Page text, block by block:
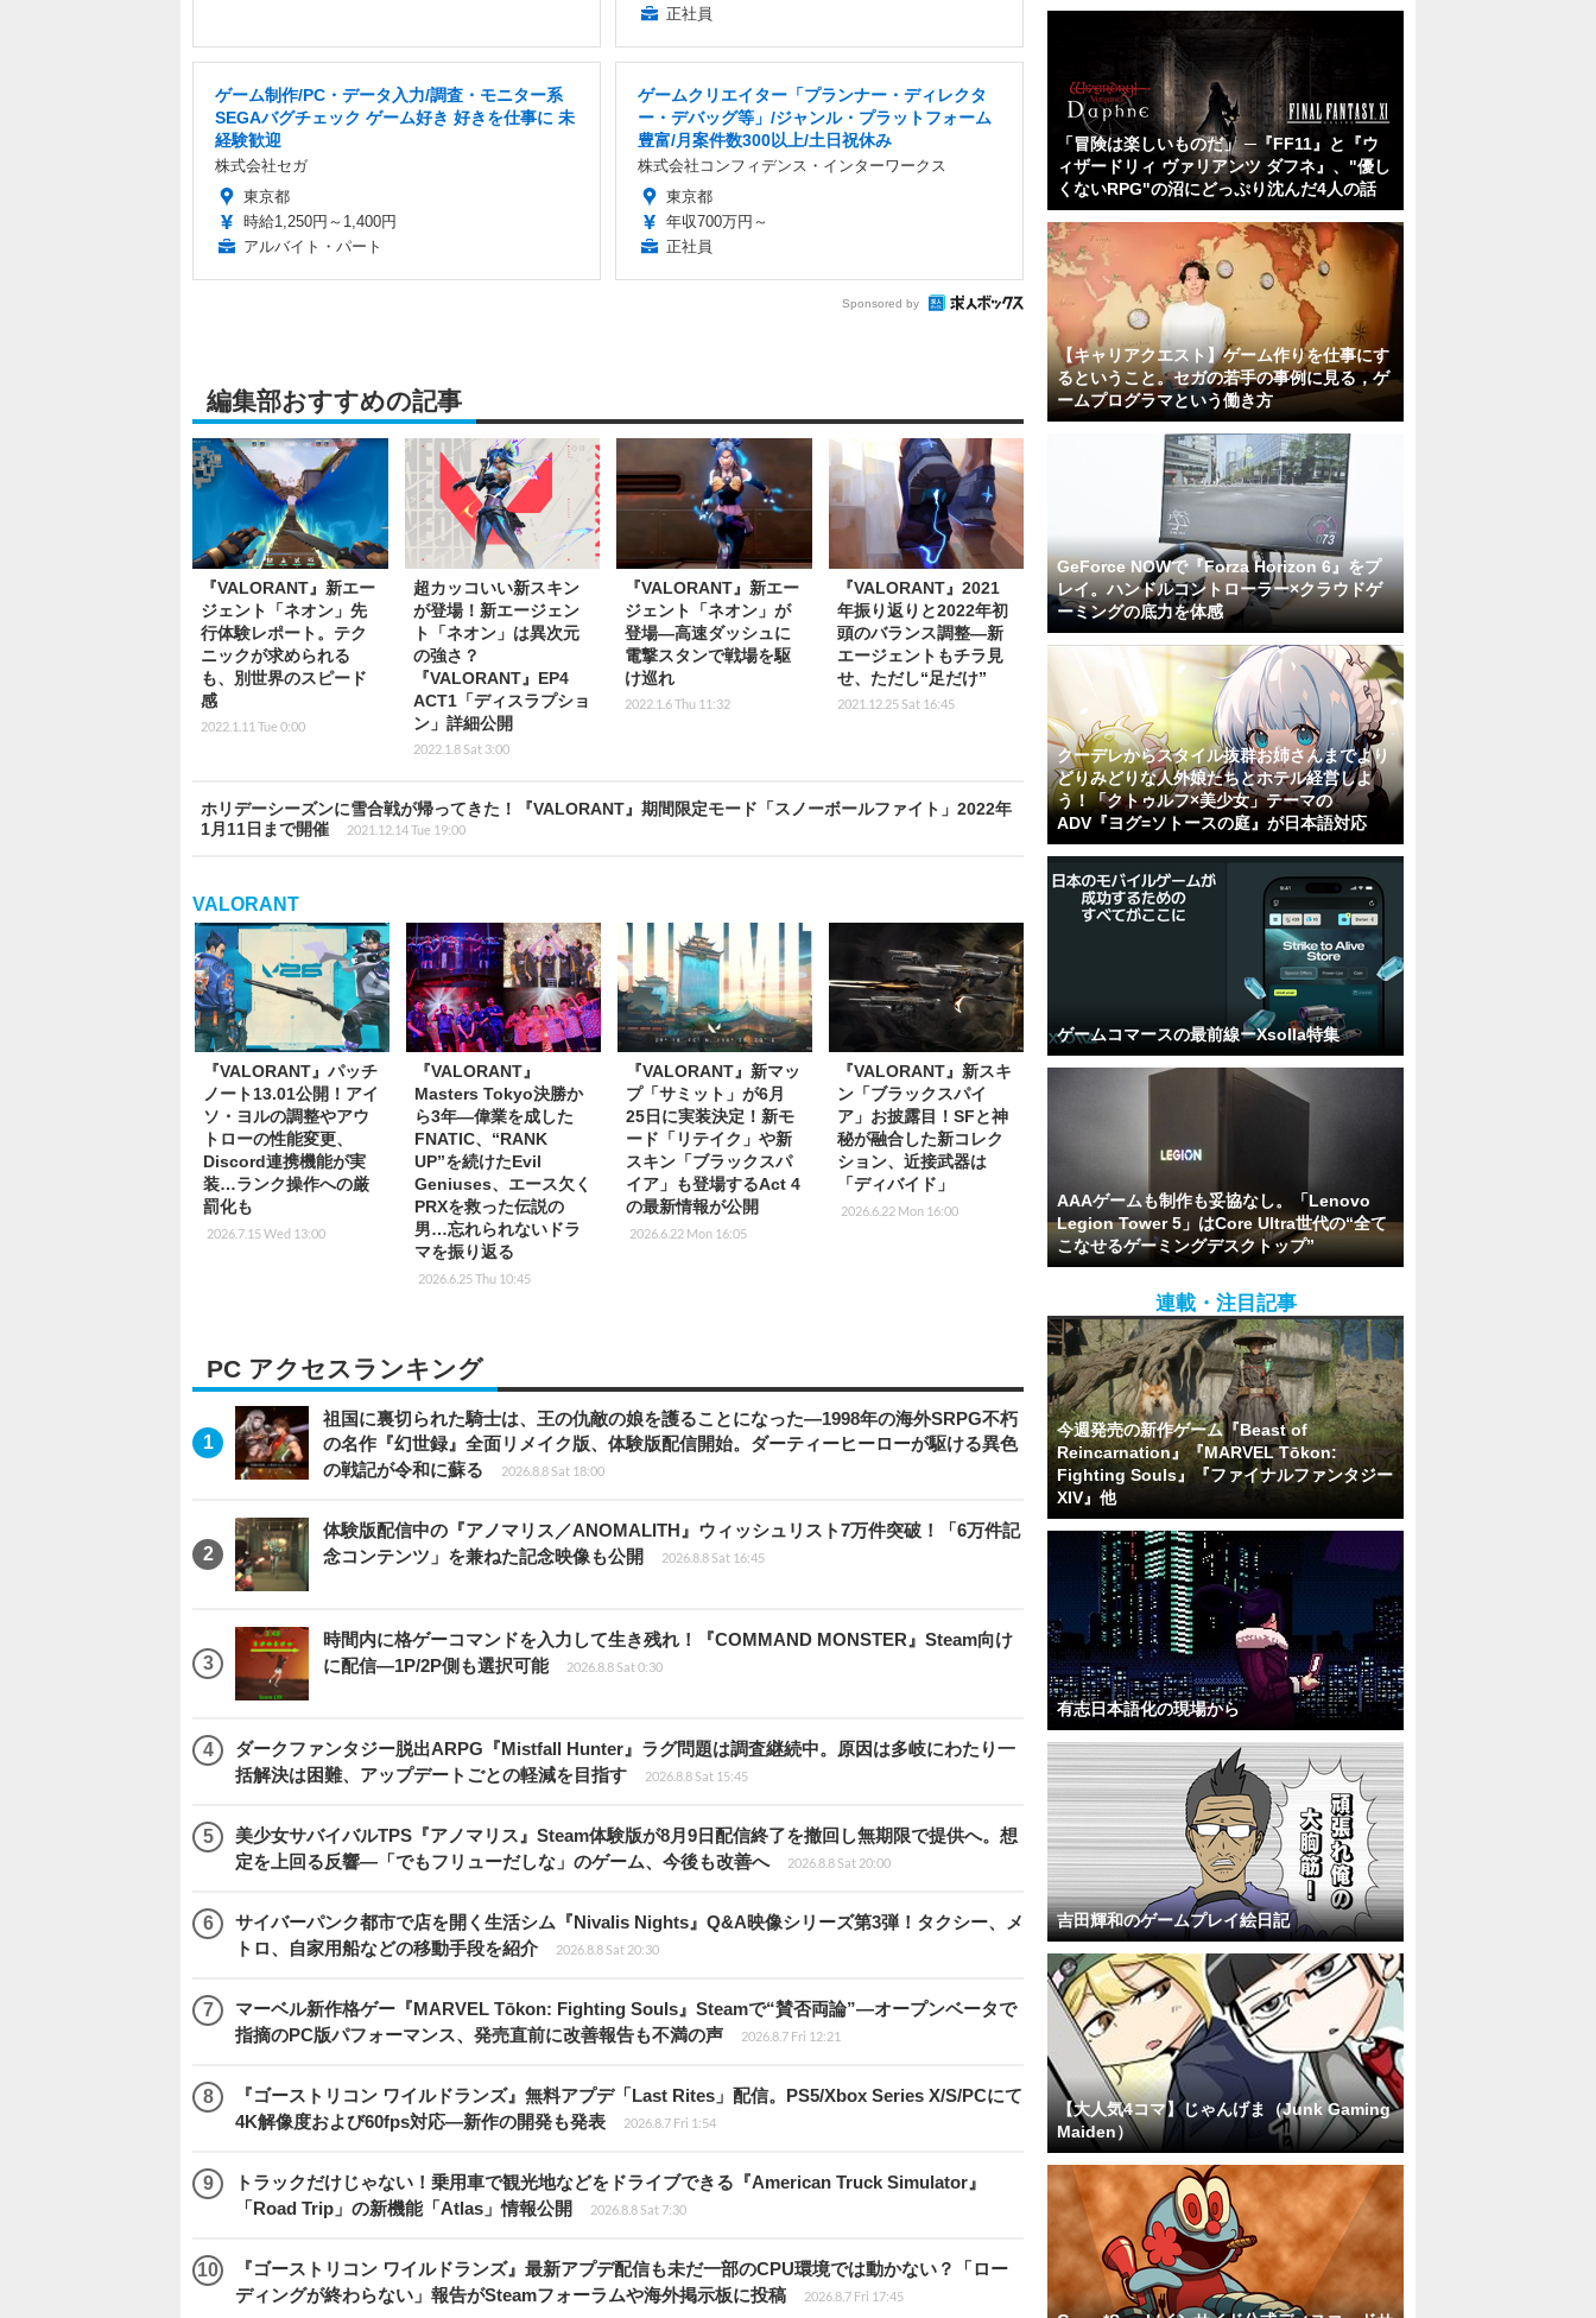
正社員
ゲーム制作/PC・データ入力/調査・モニター系
SEGAバグチェック ゲーム好き 好きを仕事に 未
経験歓迎
株式会社セガ
東京都
時給1,250円～1,400円
アルバイト・パート
ゲームクリエイター「プランナー・ディレクタ
ー・デバッグ等」/ジャンル・プラットフォーム
豊富/月案件数300以上/土日祝休み
株式会社コンフィデンス・インターワークス
東京都
年収700万円～
正社員
Sponsored by
編集部おすすめの記事
『VALORANT』新エー
ジェント「ネオン」先
行体験レポート。テク
ニックが求められる
も、別世界のスピード
感
2022.1.11 Tue 0:00
超カッコいい新スキン
が登場！新エージェン
ト「ネオン」は異次元
の強さ？
『VALORANT』EP4
ACT1「ディスラプショ
ン」詳細公開
2022.1.8 Sat 3:00
『VALORANT』新エー
ジェント「ネオン」が
登場―高速ダッシュに
電撃スタンで戦場を駆
け巡れ
2022.1.6 Thu 11:32
『VALORANT』2021
年振り返りと2022年初
頭のバランス調整―新
エージェントもチラ見
せ、ただし“足だけ”
2021.12.25 Sat 16:45
ホリデーシーズンに雪合戦が帰ってきた！『VALORANT』期間限定モード「スノーボールファイト」2022年
1月11日まで開催
2021.12.14 Tue 19:00
VALORANT
『VALORANT』パッチ
ノート13.01公開！アイ
ソ・ヨルの調整やアウ
トローの性能変更、
Discord連携機能が実
装…ランク操作への厳
罰化も
2026.7.15 Wed 13:00
『VALORANT』
Masters Tokyo決勝か
ら3年―偉業を成した
FNATIC、“RANK
UP”を続けたEvil
Geniuses、エース欠く
PRXを救った伝説の
男…忘れられないドラ
マを振り返る
2026.6.25 Thu 10:45
『VALORANT』新マッ
プ「サミット」が6月
25日に実装決定！新モ
ード「リテイク」や新
スキン「ブラックスパ
イア」も登場するAct 4
の最新情報が公開
2026.6.22 Mon 16:05
『VALORANT』新スキ
ン「ブラックスパイ
ア」お披露目！SFと神
秘が融合した新コレク
ション、近接武器は
「ディバイド」
2026.6.22 Mon 16:00
PC アクセスランキング
祖国に裏切られた騎士は、王の仇敵の娘を護ることになった―1998年の海外SRPG不朽
の名作『幻世録』全面リメイク版、体験版配信開始。ダーティーヒーローが駆ける異色
の戦記が令和に蘇る
2026.8.8 Sat 18:00
体験版配信中の『アノマリス／ANOMALITH』ウィッシュリスト7万件突破！「6万件記
念コンテンツ」を兼ねた記念映像も公開
2026.8.8 Sat 16:45
時間内に格ゲーコマンドを入力して生き残れ！『COMMAND MONSTER』Steam向け
に配信―1P/2P側も選択可能
2026.8.8 Sat 0:30
ダークファンタジー脱出ARPG『Mistfall Hunter』ラグ問題は調査継続中。原因は多岐にわたり一
括解決は困難、アップデートごとの軽減を目指す
2026.8.8 Sat 15:45
美少女サバイバルTPS『アノマリス』Steam体験版が8月9日配信終了を撤回し無期限で提供へ。想
定を上回る反響―「でもフリューだしな」のゲーム、今後も改善へ
2026.8.8 Sat 20:00
サイバーパンク都市で店を開く生活シム『Nivalis Nights』Q&A映像シリーズ第3弾！タクシー、メ
トロ、自家用船などの移動手段を紹介
2026.8.8 Sat 20:30
マーベル新作格ゲー『MARVEL Tōkon: Fighting Souls』Steamで“賛否両論”―オープンベータで
指摘のPC版パフォーマンス、発売直前に改善報告も不満の声
2026.8.7 Fri 12:21
『ゴーストリコン ワイルドランズ』無料アプデ「Last Rites」配信。PS5/Xbox Series X/S/PCにて
4K解像度および60fps対応―新作の開発も発表
2026.8.7 Fri 1:54
トラックだけじゃない！乗用車で観光地などをドライブできる『American Truck Simulator』
「Road Trip」の新機能「Atlas」情報公開
2026.8.8 Sat 7:30
『ゴーストリコン ワイルドランズ』最新アプデ配信も未だ一部のCPU環境では動かない？「ロー
ディングが終わらない」報告がSteamフォーラムや海外掲示板に投稿
2026.8.7 Fri 17:45
「冒険は楽しいものだ」 ─『FF11』と『ウ
ィザードリィ ヴァリアンツ ダフネ』、"優し
くないRPG"の沼にどっぷり沈んだ4人の話
【キャリアクエスト】ゲーム作りを仕事にす
るということ。セガの若手の事例に見る，ゲ
ームプログラマという働き方
GeForce NOWで『Forza Horizon 6』をプ
レイ。ハンドルコントローラー×クラウドゲ
ーミングの底力を体感
クーデレからスタイル抜群お姉さんまでより
どりみどりな人外娘たちとホテル経営しよ
う！「クトゥルフ×美少女」テーマの
ADV『ヨグ=ソトースの庭』が日本語対応
ゲームコマースの最前線ーXsolla特集
AAAゲームも制作も妥協なし。「Lenovo
Legion Tower 5」はCore Ultra世代の“全て
こなせるゲーミングデスクトップ”
連載・注目記事
今週発売の新作ゲーム『Beast of
Reincarnation』『MARVEL Tōkon:
Fighting Souls』『ファイナルファンタジー
XIV』他
有志日本語化の現場から
吉田輝和のゲームプレイ絵日記
【大人気4コマ】じゃんげま（Junk Gaming
Maiden）